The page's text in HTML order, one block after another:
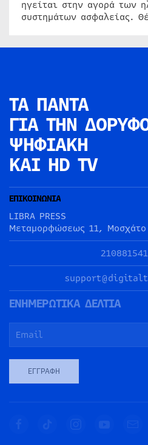
ηγείται στην αγορά των
συστημάτων ασφαλείας.
ΤΑ ΠΑΝΤΑ
ΓΙΑ ΤΗΝ
ΨΗΦΙΑΚΗ
ΚΑΙ HD TV
ΕΠΙΚΟΙΝΩΝΙΑ
LIBRA PRESS
Μεταμορφώσεως 11,
ΕΝΗΜΕΡΩΤΙΚΑ ΔΕΛΤΙΑ
ΕΓΓΡΑΦΉ